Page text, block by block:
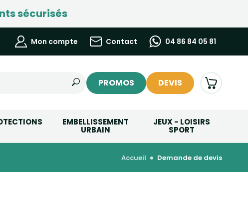
sécurisés
Mon compte Contact 04 86 84 05 81
PROMOS DEVIS
EMBELLISSEMENT
URBAIN
JEUX - LOISIRS
SPORT
accueil demande de devis